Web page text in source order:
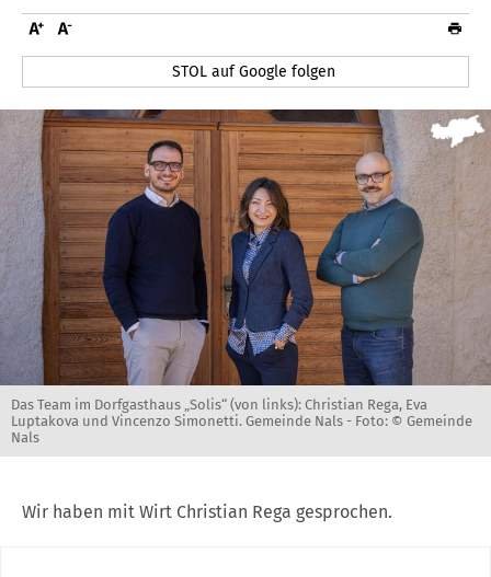
STOL auf Google folgen
Das Team im Dorfgasthaus „Solis“ (von links): Christian Rega, Eva
Luptakova und Vincenzo Simonetti. Gemeinde Nals - Foto: © Gemeinde
Nals
Wir haben mit Wirt Christian Rega gesprochen.